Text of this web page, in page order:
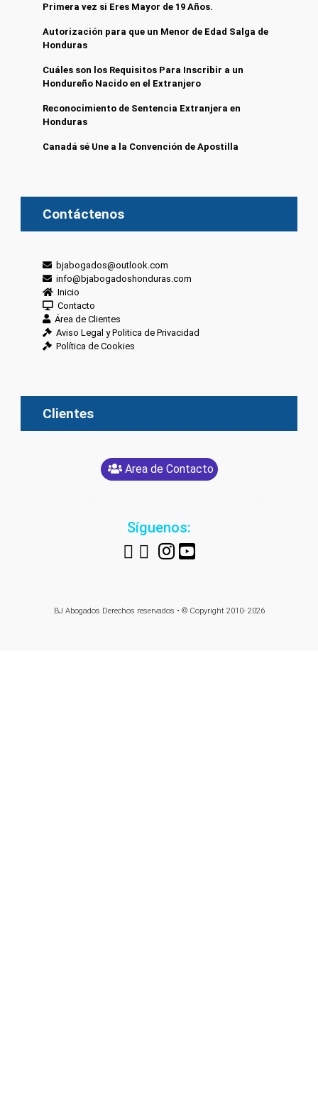
Primera vez si Eres Mayor de 19 Años.
Autorización para que un Menor de Edad Salga de
Honduras
Cuáles son los Requisitos Para Inscribir a un
Hondureño Nacido en el Extranjero
Reconocimiento de Sentencia Extranjera en
Honduras
Canadá sé Une a la Convención de Apostilla
Contáctenos
bjabogados@outlook.com
info@bjabogadoshonduras.com
Inicio
Contacto
Área de Clientes
Aviso Legal y Politica de Privacidad
Política de Cookies
Clientes
Area de Contacto
Síguenos:
BJ Abogados Derechos reservados • © Copyright 2010- 2026